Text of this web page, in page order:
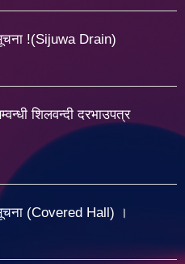
!(Sijuwa Drain)
शिलवन्दी दरभाउपत्र
(Covered Hall) ।